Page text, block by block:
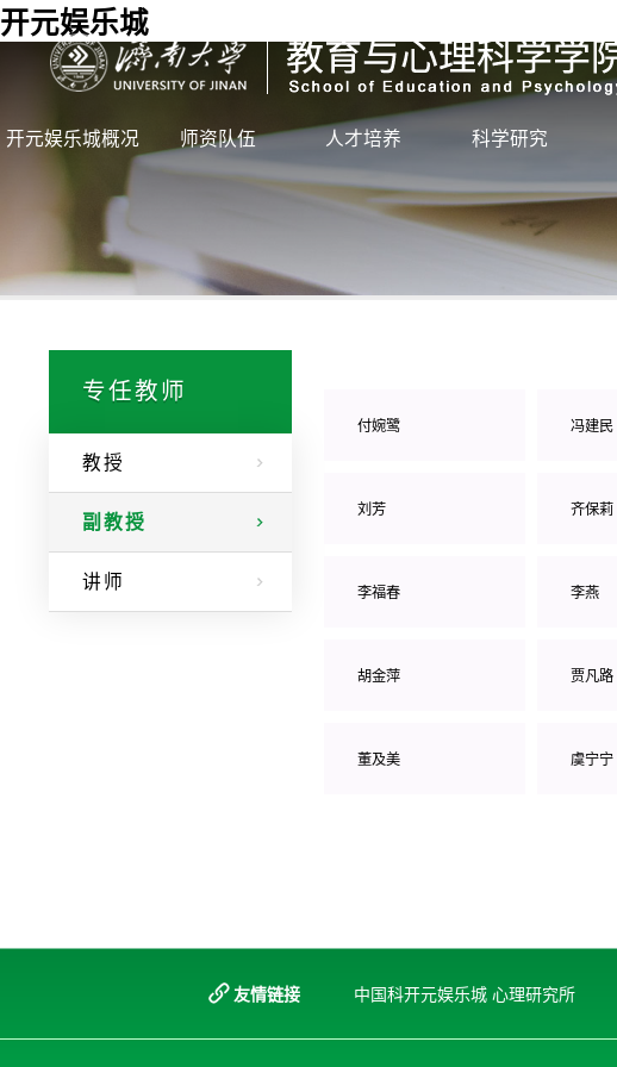
开元娱乐城
开元娱乐城概况 师资队伍 人才培养 科学研究
专任教师
教授
副教授
讲师
付婉鹭 冯建民
刘芳 齐保莉
李福春 李燕
胡金萍 贾凡路
董及美 虞宁宁
友情链接 中国科开元娱乐城 心理研究所